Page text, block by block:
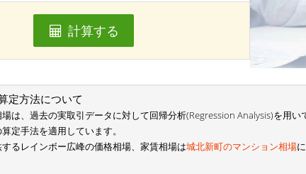
計算する
定方法について
は、過去の実取引データに対して回帰分析(Regression Analysis)を用
定手法を適用しています。
るレインボー広峰の価格相場、家賃相場は城北新町のマンション相場